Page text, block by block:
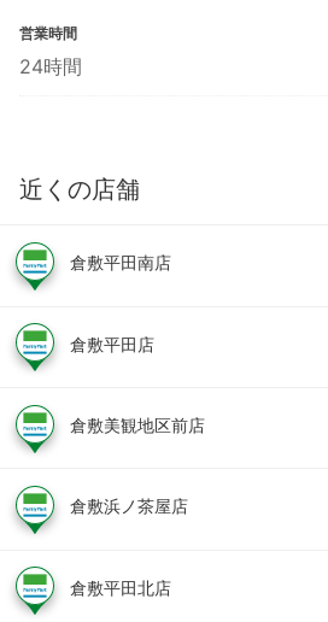
営業時間
24時間
近くの店舗
倉敷平田南店
倉敷平田店
倉敷美観地区前店
倉敷浜ノ茶屋店
倉敷平田北店